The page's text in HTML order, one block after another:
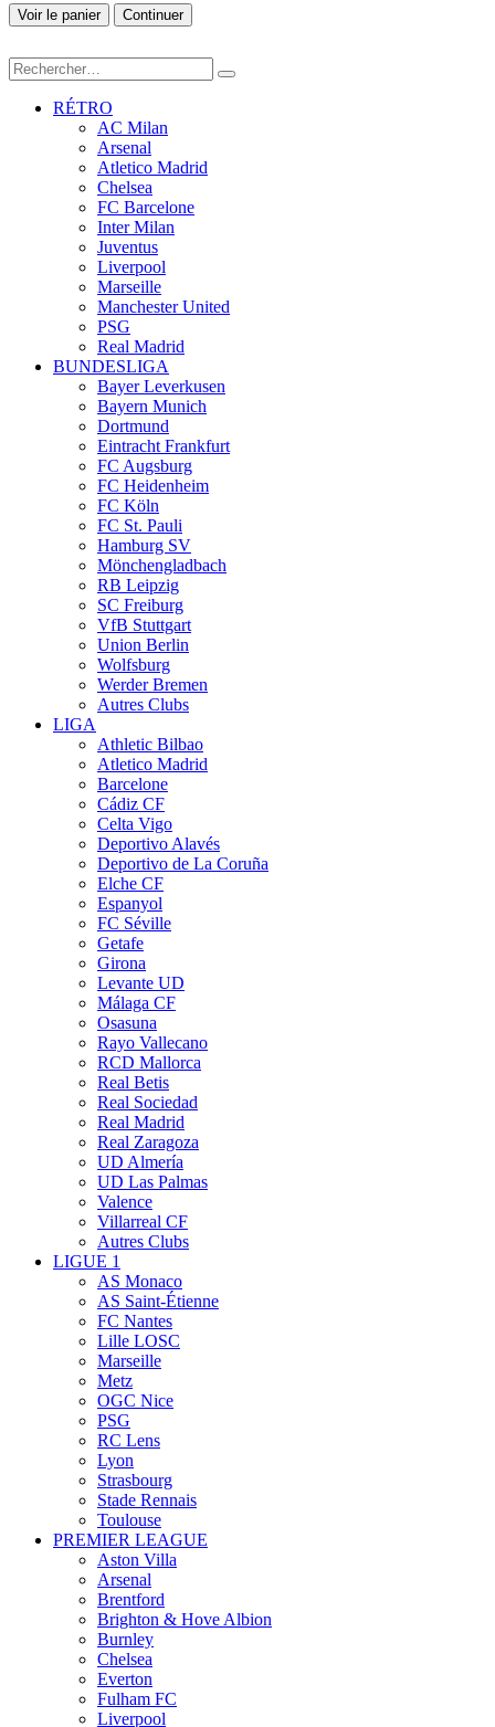
Voir le panier Continuer
RÉTRO
AC Milan
Arsenal
Atletico Madrid
Chelsea
FC Barcelone
Inter Milan
Juventus
Liverpool
Marseille
Manchester United
PSG
Real Madrid
BUNDESLIGA
Bayer Leverkusen
Bayern Munich
Dortmund
Eintracht Frankfurt
FC Augsburg
FC Heidenheim
FC Köln
FC St. Pauli
Hamburg SV
Mönchengladbach
RB Leipzig
SC Freiburg
VfB Stuttgart
Union Berlin
Wolfsburg
Werder Bremen
Autres Clubs
LIGA
Athletic Bilbao
Atletico Madrid
Barcelone
Cádiz CF
Celta Vigo
Deportivo Alavés
Deportivo de La Coruña
Elche CF
Espanyol
FC Séville
Getafe
Girona
Levante UD
Málaga CF
Osasuna
Rayo Vallecano
RCD Mallorca
Real Betis
Real Sociedad
Real Madrid
Real Zaragoza
UD Almería
UD Las Palmas
Valence
Villarreal CF
Autres Clubs
LIGUE 1
AS Monaco
AS Saint-Étienne
FC Nantes
Lille LOSC
Marseille
Metz
OGC Nice
PSG
RC Lens
Lyon
Strasbourg
Stade Rennais
Toulouse
PREMIER LEAGUE
Aston Villa
Arsenal
Brentford
Brighton & Hove Albion
Burnley
Chelsea
Everton
Fulham FC
Liverpool